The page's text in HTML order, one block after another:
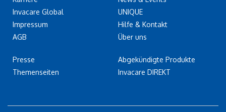
Invacare Global
Impressum
AGB
Presse
Themenseiten
UNIQUE
Hilfe & Kontakt
Über uns
Abgekündigte Produkte
Invacare DIREKT